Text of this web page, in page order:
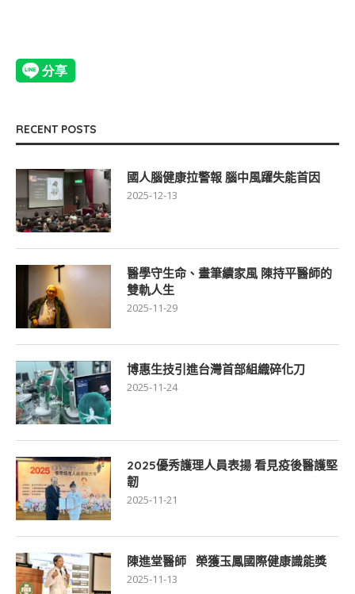
RECENT POSTS
國人腦健康拉警報 腦中風躍失能首因
2025-12-13
醫學守生命、畫筆續家風 陳持平醫師的
雙軌人生
2025-11-29
博惠生技引進台灣首部組織碎化刀
2025-11-24
2025優秀護理人員表揚 看見疫後醫護堅
韌
2025-11-21
陳進堂醫師 榮獲玉鳳國際健康識能獎
2025-11-13